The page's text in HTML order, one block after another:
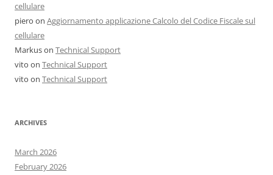
cellulare
piero on Aggiornamento applicazione Calcolo del Codice Fiscale sul
cellulare
Markuson Technical Support
vito on Technical Support
vito on Technical Support
ARCHIVES
March 2026
February 2026